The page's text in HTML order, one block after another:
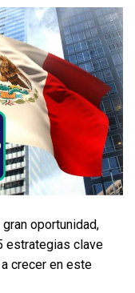
oportunidad,
estrategias clave
crecer en este